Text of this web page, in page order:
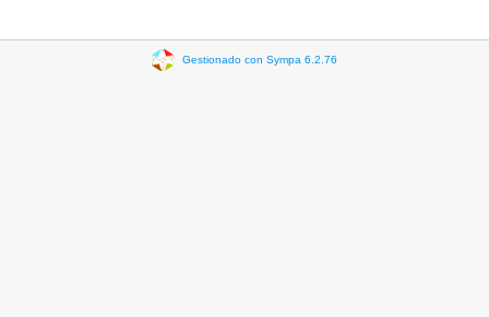
Gestionado con Sympa 6.2.76